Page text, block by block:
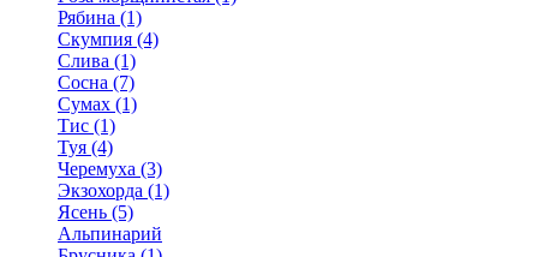
Рябина (1)
Скумпия (4)
Слива (1)
Сосна (7)
Сумах (1)
Тис (1)
Туя (4)
Черемуха (3)
Экзохорда (1)
Ясень (5)
Альпинарий